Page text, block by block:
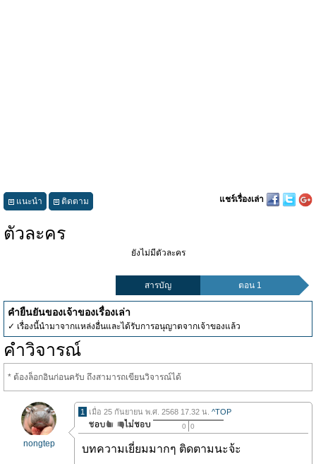
แนะนำ ติดตาม แชร์เรื่องเล่า
ตัวละคร
ยังไม่มีตัวละคร
สารบัญ ตอน 1
คำยืนยันของเจ้าของเรื่องเล่า
✓ เรื่องนี้นำมาจากแหล่งอื่นและได้รับการอนุญาตจากเจ้าของแล้ว
คำวิจารณ์
* ต้องล็อกอินก่อนครับ ถึงสามารถเขียนวิจารณ์ได้
nongtep
1 เมื่อ 25 กันยายน พ.ศ. 2568 17.32 น. ^TOP
0 0
บทความเยี่ยมมากๆ ติดตามนะจ้ะ